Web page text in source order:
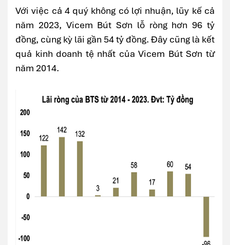
Với việc cả 4 quý không có lợi nhuận, lũy kế cả
năm 2023, Vicem Bút Sơn lỗ ròng hơn 96 tỷ
đồng, cùng kỳ lãi gần 54 tỷ đồng. Đây cũng là kết
quả kinh doanh tệ nhất của Vicem Bút Sơn từ
năm 2014.